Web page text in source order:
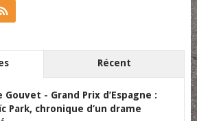
Récent
Gouvet - Grand Prix d’Espagne :
Park, chronique d’un drame